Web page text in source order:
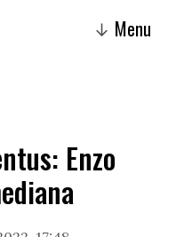
↓ Menu
Enzo